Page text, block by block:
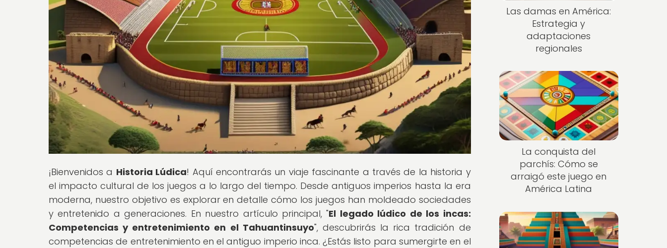
¡Bienvenidos a Historia Lúdica! Aquí encontrarás un viaje fascinante a través de la historia y
el impacto cultural de los juegos a lo largo del tiempo. Desde antiguos imperios hasta la era
moderna, nuestro objetivo es explorar en detalle cómo los juegos han moldeado sociedades
y entretenido a generaciones. En nuestro artículo principal, "El legado lúdico de los incas:
Competencias y entretenimiento en el Tahuantinsuyo", descubrirás la rica tradición de
competencias de entretenimiento en el antiguo imperio inca. ¿Estás listo para sumergirte en el
Las damas en América:
Estrategia y
adaptaciones
regionales
La conquista del
parchís: Cómo se
arraigó este juego en
América Latina